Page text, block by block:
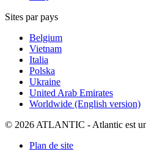
Sites par pays
Belgium
Vietnam
Italia
Polska
Ukraine
United Arab Emirates
Worldwide (English version)
© 2026 ATLANTIC - Atlantic est
Plan de site